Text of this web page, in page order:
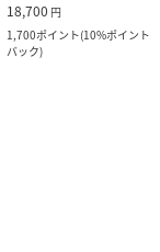
18,700 円
1,700ポイント(10%ポイント
バック)